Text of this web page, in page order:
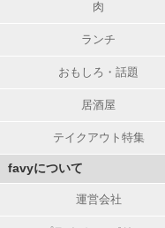
肉
ランチ
おもしろ・話題
居酒屋
テイクアウト特集
favyについて
運営会社